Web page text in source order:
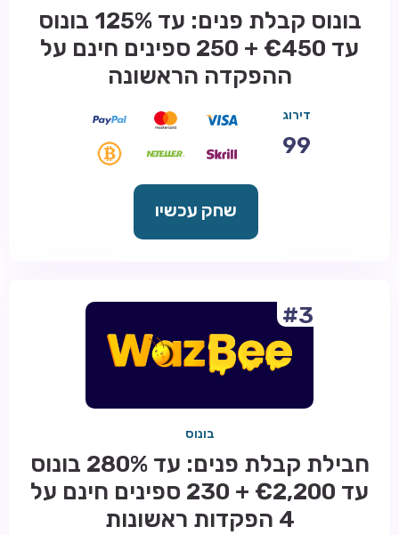
בונוס קבלת פנים: עד 125% בונוס
עד €450 + 250 ספינים חינם על
ההפקדה הראשונה
דירוג
99
שחק עכשיו
#3
בונוס
חבילת קבלת פנים: עד 280% בונוס
עד €2,200 + 230 ספינים חינם על
4 הפקדות ראשונות